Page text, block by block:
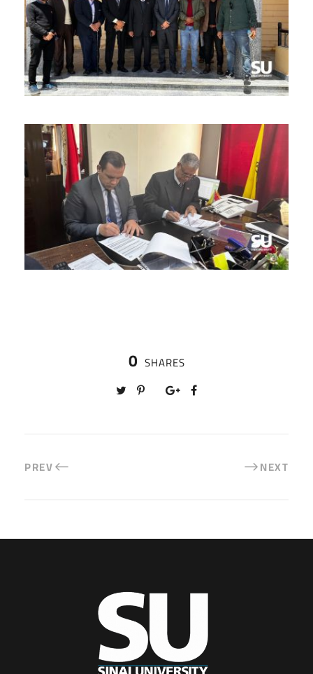
0 SHARES
PREV NEXT